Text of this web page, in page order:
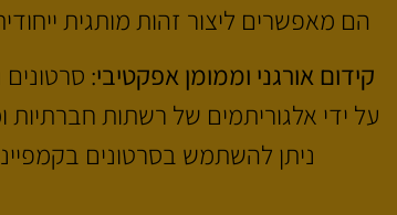
הם מאפשרים ליצור זהות מותגית
קידום אורגני וממומן אפקטיבי:
על ידי אלגוריתמים של רשתות חברתיות
ניתן להשתמש בסרטונים